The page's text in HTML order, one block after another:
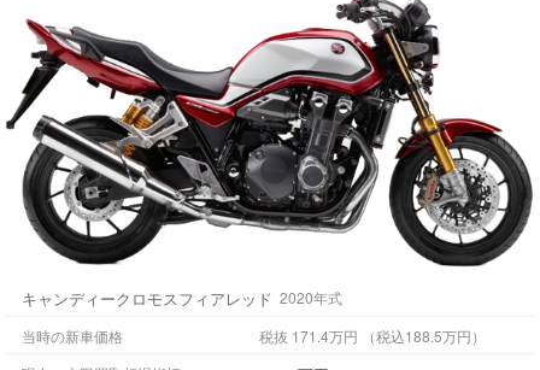
キャンディークロモスフィアレッド 2020年式
当時の新車価格
税抜 171.4万円 （税込188.5万円）